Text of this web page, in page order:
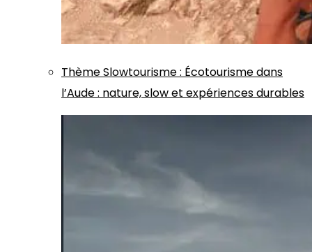
ThèmeSlowtourisme: Écotourisme dans
l’Aude : nature, slow et expériences durables